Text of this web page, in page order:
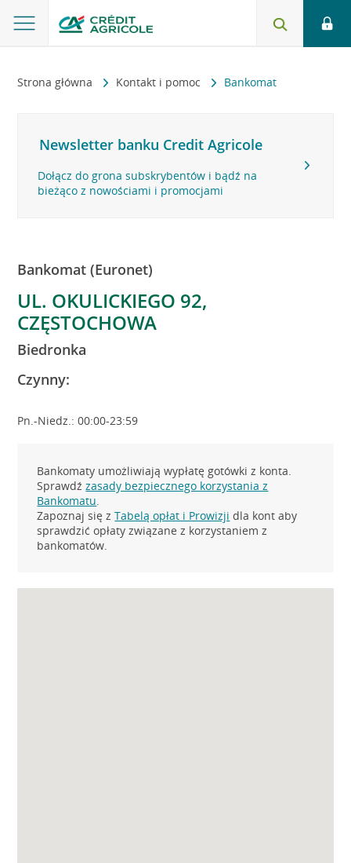
Strona główna Kontakt i pomoc Bankomat
Newsletter banku Credit Agricole
Dołącz do grona subskrybentów i bądź na
bieżąco z nowościami i promocjami
Bankomat (Euronet)
UL. OKULICKIEGO 92,
CZĘSTOCHOWA
Biedronka
Czynny:
Pn.-Niedz.: 00:00-23:59
Bankomaty umożliwiają wypłatę gotówki z konta.
Sprawdźzasady bezpiecznego korzystania z
Bankomatu.
Zapoznaj się zTabelą opłat i Prowizji dla kont aby
sprawdzić opłaty związane z korzystaniem z
bankomatów.